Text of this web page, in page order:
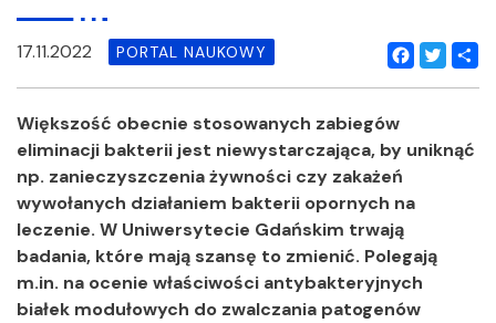
Facebook
Twitter
17.11.2022 PORTAL NAUKOWY
Większość obecnie stosowanych zabiegów
eliminacji bakterii jest niewystarczająca, by uniknąć
np. zanieczyszczenia żywności czy zakażeń
wywołanych działaniem bakterii opornych na
leczenie. W Uniwersytecie Gdańskim trwają
badania, które mają szansę to zmienić. Polegają
m.in. na ocenie właściwości antybakteryjnych
białek modułowych do zwalczania patogenów